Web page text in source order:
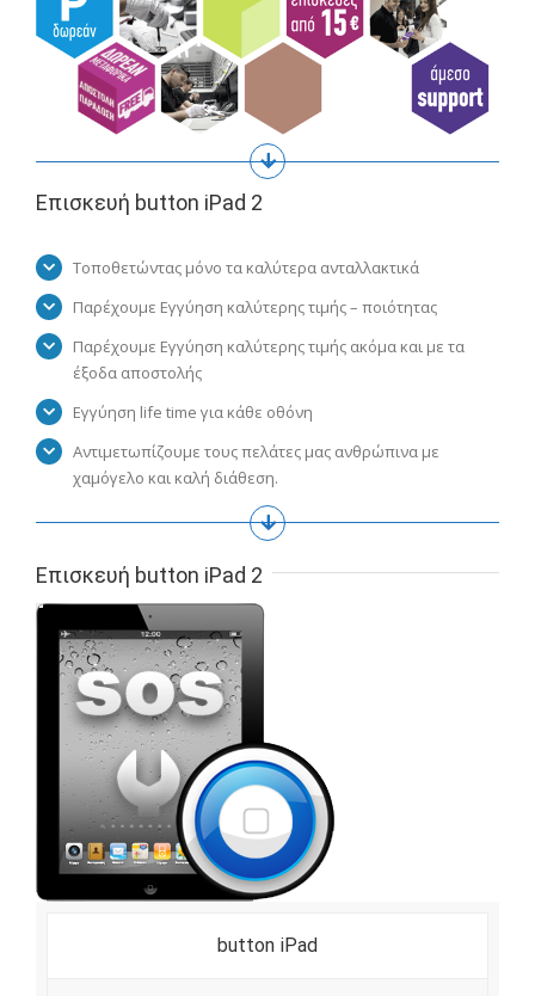
Επισκευή button iPad 2
Τοποθετώντας μόνο τα καλύτερα ανταλλακτικά
Παρέχουμε Εγγύηση καλύτερης τιμής – ποιότητας
Παρέχουμε Εγγύηση καλύτερης τιμής ακόμα και με τα
έξοδα αποστολής
Εγγύηση life time για κάθε οθόνη
Αντιμετωπίζουμε τους πελάτες μας ανθρώπινα με
χαμόγελο και καλή διάθεση.
Επισκευή button iPad 2
button iPad